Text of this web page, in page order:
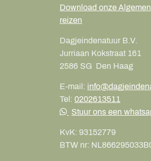
Download onze
reizen
Dagjeindenatuur B.V.
Jurriaan Kokstraat 161
2586 SG Den Haag
E-mail:
Tel: 0202613511
Stuur ons een
KvK: 93152779
BTW nr: